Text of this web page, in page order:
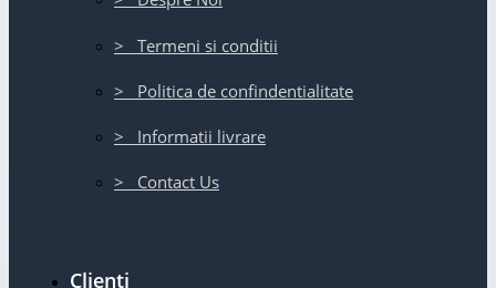
> Termeni si conditii
> Politica de confindentialitate
> Informatii livrare
> Contact Us
Clienti